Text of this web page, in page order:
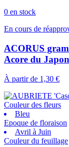
0 en stock
En cours de
ACORUS
Acore du Japon
À partir de 1,30 €
Couleur des fleurs
Bleu
Epoque de floraison
Avril à Juin
Couleur du feuillage